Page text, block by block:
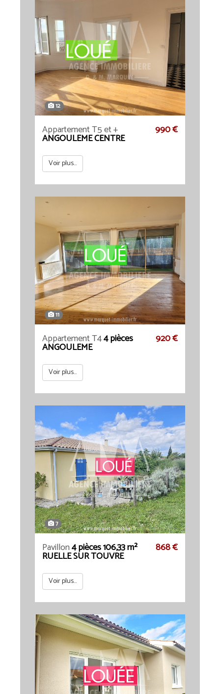
12
Appartement T5 et + 990 €
ANGOULEME CENTRE
Voir plus...
11
Appartement T44 pièces 920 €
ANGOULEME
Voir plus...
7
Pavillon4 pièces 106,33 m² 868 €
RUELLE SUR TOUVRE
Voir plus...